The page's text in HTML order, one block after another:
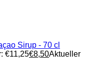
Sirup - 70 cl
€11,25€8,50Aktueller